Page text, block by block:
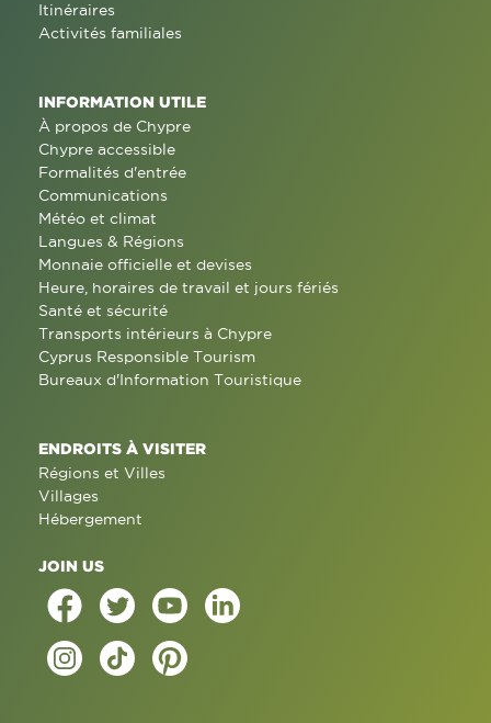
Itinéraires
Activités familiales
INFORMATION UTILE
À propos de Chypre
Chypre accessible
Formalités d'entrée
Communications
Météo et climat
Langues & Régions
Monnaie officielle et devises
Heure, horaires de travail et jours fériés
Santé et sécurité
Transports intérieurs à Chypre
Cyprus Responsible Tourism
Bureaux d'Information Touristique
ENDROITS À VISITER
Régions et Villes
Villages
Hébergement
JOIN US